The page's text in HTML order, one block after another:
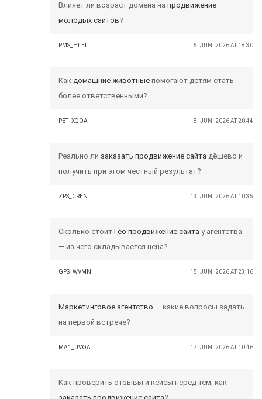
Влияет ли возраст домена на продвижение
молодых сайтов?
PMS_HLEL 5. JUNI 2026 AT 18:30
Как домашние животные помогают детям стать
более ответственными?
PET_XQOA 8. JUNI 2026 AT 20:44
Реально ли заказать продвижение сайта дёшево и
получить при этом честный результат?
ZPS_CREN 13. JUNI 2026 AT 10:35
Сколько стоит Гео продвижение сайта у агентства
— из чего складывается цена?
GPS_WVMN 15. JUNI 2026 AT 23:16
Маркетинговое агентство — какие вопросы задать
на первой встрече?
MA1_UVOA 17. JUNI 2026 AT 10:46
Как проверить отзывы и кейсы перед тем, как